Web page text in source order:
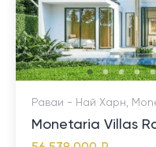
Раваи - Най Харн,
Monetaria Villas